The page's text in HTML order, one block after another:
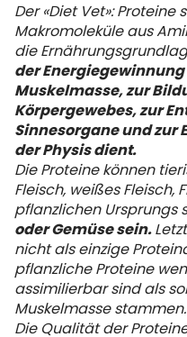
Der «Diet Vet»:
Makromoleküle aus
die
der
Muskelmasse, zur
Körpergewebes, zur
Sinnesorgane und zur
der Physis dient.
Die Proteine können
Fleisch, weißes Fleisch,
pflanzlichen Ursprungs
oder Gemüse sein.
nicht als einzige
pflanzliche Proteine
assimilierbar sind als
Muskelmasse stammen.
Die Qualität der